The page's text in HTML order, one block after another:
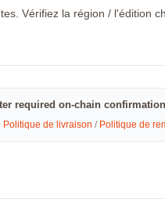
Vérifiez la région / l'édition
required on-chain
Politique de livraison / Politique de